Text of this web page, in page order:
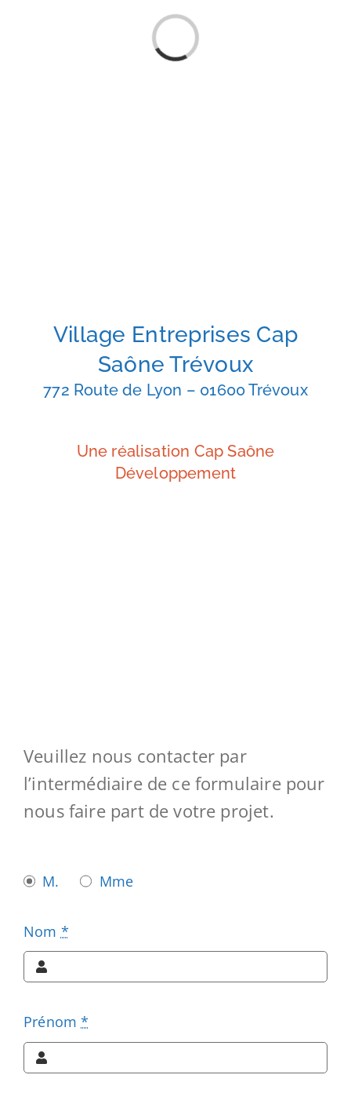
Loading...
Village Entreprises Cap
Saône Trévoux
772 Route de Lyon – 01600 Trévoux
Une réalisation Cap Saône
Développement
Veuillez nous contacter par
l’intermédiaire de ce formulaire pour
nous faire part de votre projet.
M. Mme
Nom *
Prénom*